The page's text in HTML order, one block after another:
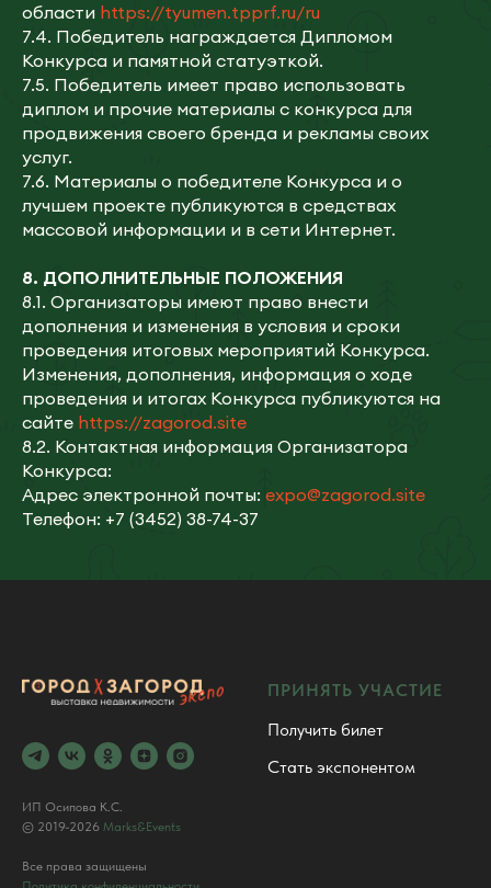
области https://tyumen.tpprf.ru/ru
7.4. Победитель награждается Дипломом
Конкурса и памятной статуэткой.
7.5. Победитель имеет право использовать
диплом и прочие материалы с конкурса для
продвижения своего бренда и рекламы своих
услуг.
7.6. Материалы о победителе Конкурса и о
лучшем проекте публикуются в средствах
массовой информации и в сети Интернет.
8. ДОПОЛНИТЕЛЬНЫЕ ПОЛОЖЕНИЯ
8.1. Организаторы имеют право внести
дополнения и изменения в условия и сроки
проведения итоговых мероприятий Конкурса.
Изменения, дополнения, информация о ходе
проведения и итогах Конкурса публикуются на
сайте https://zagorod.site
8.2. Контактная информация Организатора
Конкурса:
Адрес электронной почты: expo@zagorod.site
Телефон: +7 (3452) 38-74-37
ИП Осипова К.С.
© 2019-2026 Marks&Events
Все права защищены
ПРИНЯТЬ УЧАСТИЕ
Получить билет
Стать экспонентом